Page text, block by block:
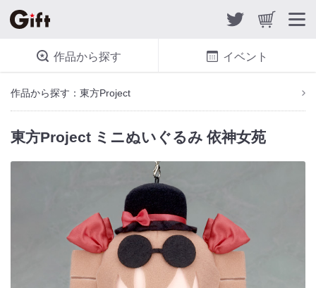
作品から探す イベント
作品から探す：東方Project
東方Project ミニぬいぐるみ 依神女苑